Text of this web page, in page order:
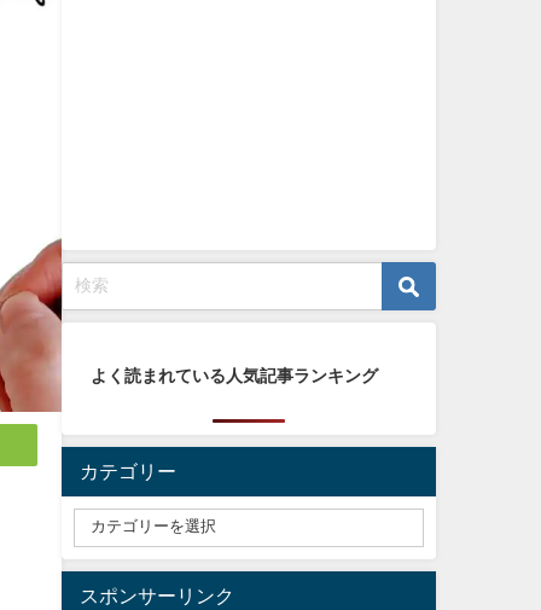
よく読まれている人気記事ランキング
カテゴリー
スポンサーリンク